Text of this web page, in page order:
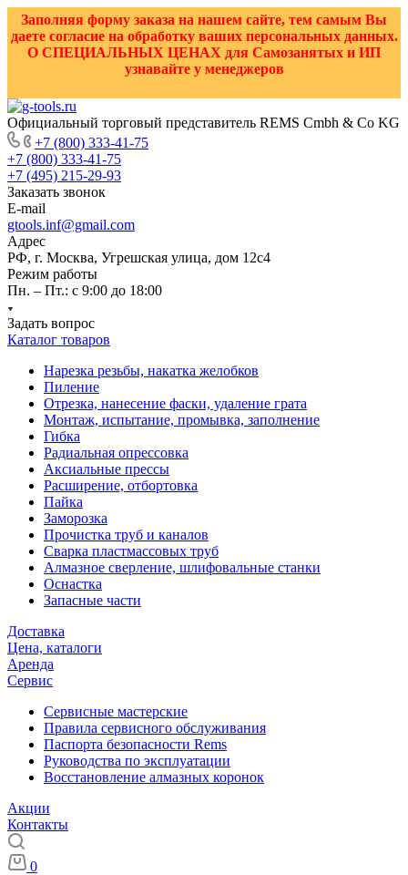
Заполняя форму заказа на нашем сайте, тем самым Вы
даете согласие на обработку ваших персональных данных.
О СПЕЦИАЛЬНЫХ ЦЕНАХ для Самозанятых и ИП
узнавайте у менеджеров
Официальный торговый представитель REMS Cmbh & Co KG
+7 (800) 333-41-75
+7 (800) 333-41-75
+7 (495) 215-29-93
Заказать звонок
E-mail
gtools.inf@gmail.com
Адрес
РФ, г. Москва, Угрешская улица, дом 12с4
Режим работы
Пн. – Пт.: с 9:00 до 18:00
Задать вопрос
Каталог товаров
Нарезка резьбы, накатка желобков
Пиление
Отрезка, нанесение фаски, удаление грата
Монтаж, испытание, промывка, заполнение
Гибка
Радиальная опрессовка
Аксиальные прессы
Расширение, отбортовка
Пайка
Заморозка
Прочистка труб и каналов
Сварка пластмассовых труб
Алмазное сверление, шлифовальные станки
Оснастка
Запасные части
Доставка
Цена, каталоги
Аренда
Сервис
Сервисные мастерские
Правила сервисного обслуживания
Паспорта безопасности Rems
Руководства по эксплуатации
Восстановление алмазных коронок
Акции
Контакты
0